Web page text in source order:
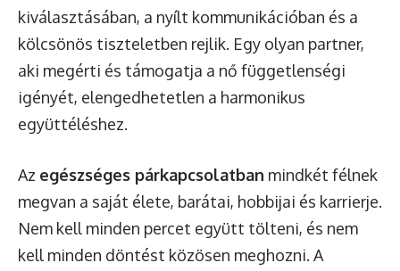
kiválasztásában, a nyílt kommunikációban és a
kölcsönös tiszteletben rejlik. Egy olyan partner,
aki megérti és támogatja a nő függetlenségi
igényét, elengedhetetlen a harmonikus
együttéléshez.
Az egészséges párkapcsolatban mindkét félnek
megvan a saját élete, barátai, hobbijai és karrierje.
Nem kell minden percet együtt tölteni, és nem
kell minden döntést közösen meghozni. A